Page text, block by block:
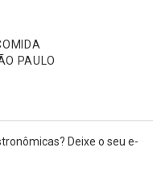
PAULO
Deixe o seu e-